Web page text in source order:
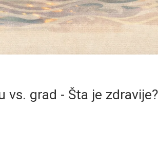
vs. grad - Šta je zdravije?